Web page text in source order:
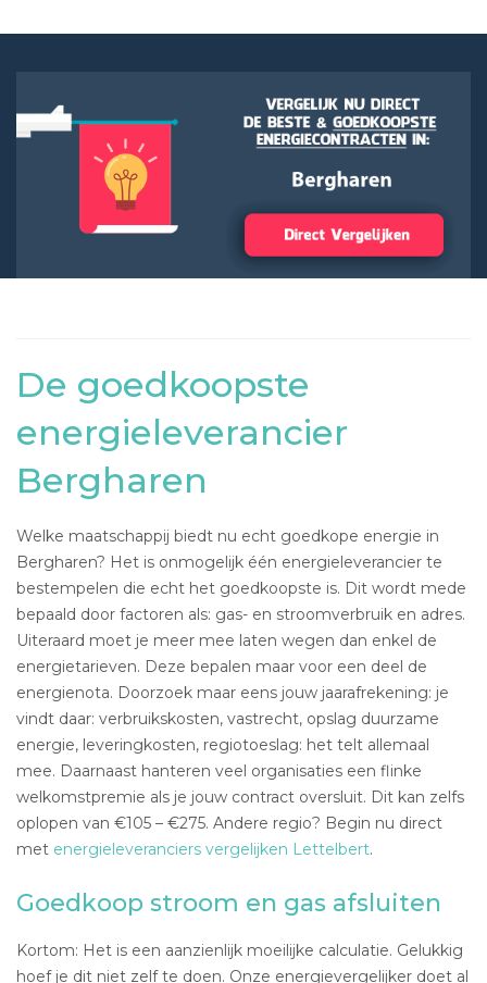
De goedkoopste
energieleverancier
Bergharen
Welke maatschappij biedt nu echt goedkope energie in
Bergharen? Het is onmogelijk één energieleverancier te
bestempelen die echt het goedkoopste is. Dit wordt mede
bepaald door factoren als: gas- en stroomverbruik en adres.
Uiteraard moet je meer mee laten wegen dan enkel de
energietarieven. Deze bepalen maar voor een deel de
energienota. Doorzoek maar eens jouw jaarafrekening: je
vindt daar: verbruikskosten, vastrecht, opslag duurzame
energie, leveringkosten, regiotoeslag: het telt allemaal
mee. Daarnaast hanteren veel organisaties een flinke
welkomstpremie als je jouw contract oversluit. Dit kan zelfs
oplopen van €105 – €275. Andere regio? Begin nu direct
met energieleveranciers vergelijken Lettelbert.
Goedkoop stroom en gas afsluiten
Kortom: Het is een aanzienlijk moeilijke calculatie. Gelukkig
hoef je dit niet zelf te doen. Onze energievergelijker doet al